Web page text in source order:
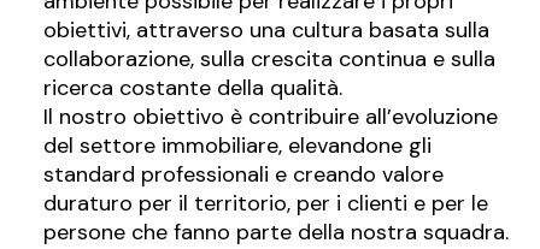
obiettivi, attraverso una cultura basata sulla
collaborazione, sulla crescita continua e sulla
ricerca costante della qualità.
Il nostro obiettivo è contribuire all’evoluzione
del settore immobiliare, elevandone gli
standard professionali e creando valore
duraturo per il territorio, per i clienti e per le
persone che fanno parte della nostra squadra.